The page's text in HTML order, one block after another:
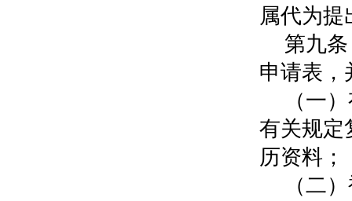
属代为提
第九
申请表，
（一
有关规定
历资料；
（二